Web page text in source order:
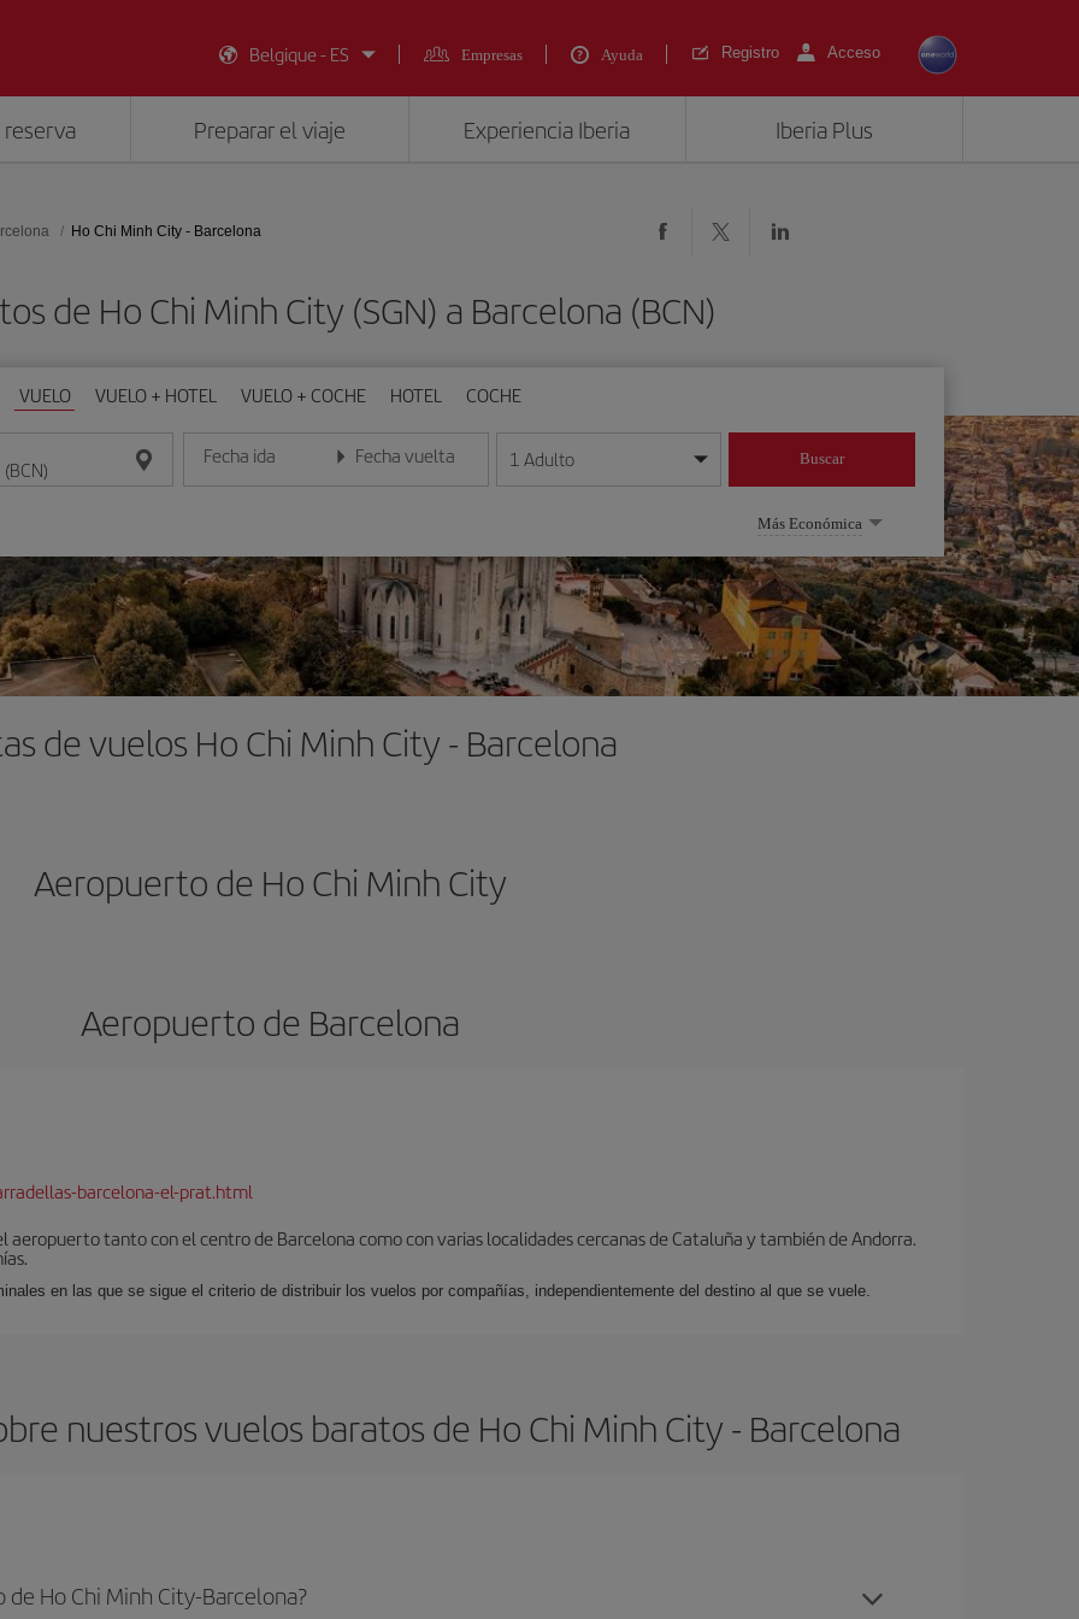
Belgique - ES Empresas Ayuda Registro Acceso
Preparar el viaje Experiencia Iberia Iberia Plus
Ho Chi Minh City - Barcelona
de Ho Chi Minh City (SGN) a Barcelona (BCN)
VUELO VUELO + HOTEL VUELO + COCHE HOTEL COCHE
Fecha ida
Introduce la fecha en formato día/mes/año
Fecha vuelta
Introduce la fecha en formato día/mes/año
1 Adulto Buscar
Más Económica
de vuelos Ho Chi Minh City - Barcelona
Aeropuerto de Ho Chi Minh City
Aeropuerto de Barcelona
barcelona-el-prat.html
aeropuerto tanto con el centro de Barcelona como con varias localidades cercanas de Cataluña y también de Andorra.
en las que se sigue el criterio de distribuir los vuelos por compañías, independientemente del destino al que se vuele.
nuestros vuelos baratos de Ho Chi Minh City - Barcelona
Ho Chi Minh City-Barcelona?